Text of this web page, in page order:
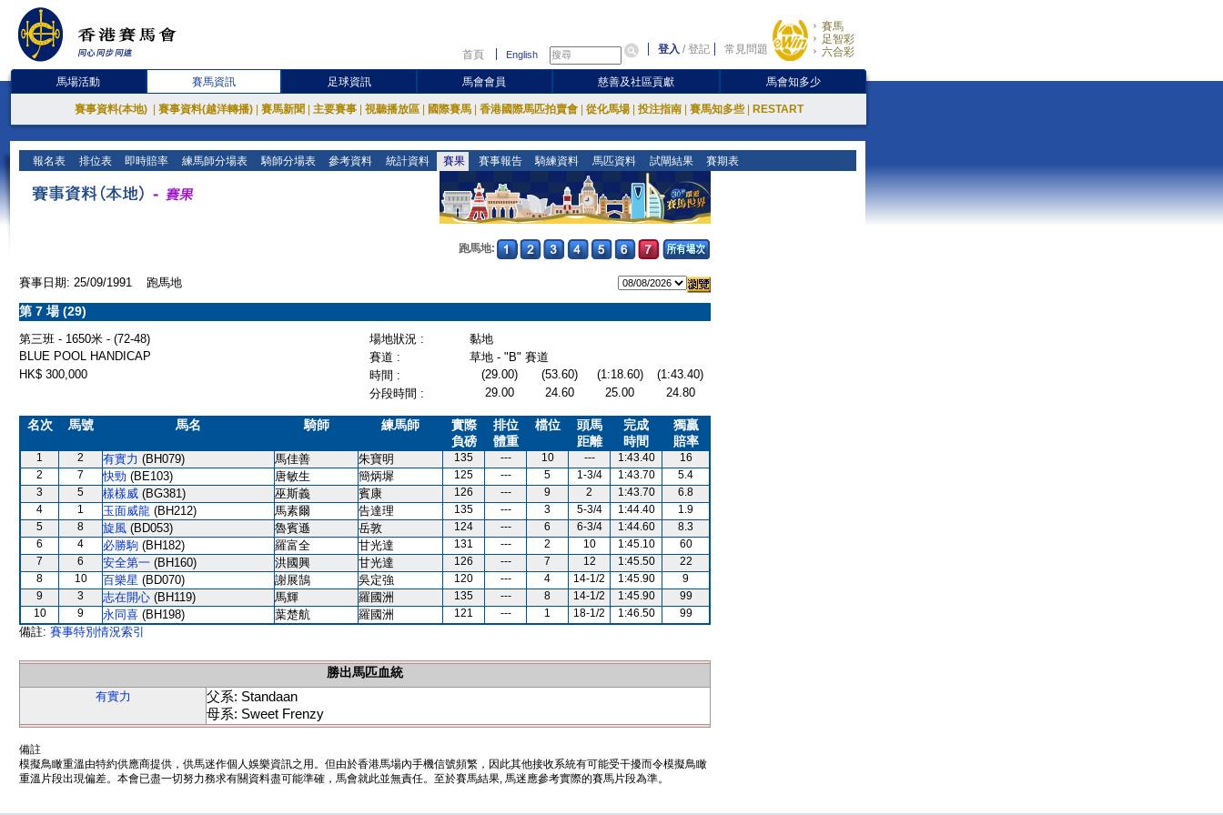
首頁 English 登入 /登記 常見問題
賽馬
足智彩
六合彩
馬場活動 賽馬資訊 足球資訊 馬會會員 慈善及社區貢獻 馬會知多少
賽事資料(本地) 賽事資料(越洋轉播) 賽馬新聞 主要賽事 視聽播放區 國際賽馬 香港國際馬匹拍賣會 從化馬場 投注指南 賽馬知多些 RESTART
報名表 排位表 即時賠率 練馬師分場表 騎師分場表 參考資料 統計資料 賽果 賽事報告 騎練資料 馬匹資料 試閘結果 賽期表
跑馬地:
賽事日期: 25/09/1991 跑馬地
第 7 場 (29)
第三班 - 1650米 - (72-48) 場地狀況 :
黏地
BLUE POOL HANDICAP
賽道 :
草地 - "B" 賽道
HK$ 300,000
時間 : (29.00) (53.60) (1:18.60)
(1:43.40)
分段時間 :
29.00 24.60 25.00 24.80
名次 馬號 馬名 騎師 練馬師
實際
負磅
排位
體重
檔位
頭馬
距離
完成
時間
獨贏
賠率
1 2 有實力 (BH079) 馬佳善 朱寶明 135 --- 10 --- 1:43.40
16
2
7 快勁 (BE103) 唐敏生 簡炳墀 125 --- 5 1-3/4 1:43.70
5.4
3
5 樣樣威 (BG381) 巫斯義 賓康 126 --- 9 2 1:43.70
6.8
4
1 玉面威龍 (BH212) 馬素爾 告達理 135 --- 3 5-3/4 1:44.40
1.9
5
8 旋風 (BD053) 魯賓遜 岳敦 124 --- 6 6-3/4 1:44.60
8.3
6
4 必勝駒 (BH182) 羅富全 甘光達 131 --- 2 10 1:45.10
60
7
6 安全第一 (BH160) 洪國興 甘光達 126 --- 7 12 1:45.50
22
8
10 百樂星 (BD070) 謝展鵠 吳定強 120 --- 4 14-1/2 1:45.90
9
9
3 志在開心 (BH119) 馬輝 羅國洲 135 --- 8 14-1/2 1:45.90
99
10
9 永同喜 (BH198) 葉楚航 羅國洲 121 --- 1 18-1/2 1:46.50 99
備註: 賽事特別情況索引
勝出馬匹血統
有實力
父系: Standaan
母系: Sweet Frenzy
備註
模擬鳥瞰重溫由特約供應商提供，供馬迷作個人娛樂資訊之用。但由於香港馬場內手機信號頻繁，因此其他接收系統有可能受干擾而令模擬鳥瞰
重溫片段出現偏差。本會已盡一切努力務求有關資料盡可能準確，馬會就此並無責任。至於賽馬結果, 馬迷應參考實際的賽馬片段為準。